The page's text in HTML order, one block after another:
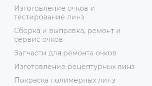
Изготовление очков и
тестирование линз
Сборка и выправка, ремонт и
сервис очков
Запчасти для ремонта очков
Изготовление рецептурных линз
Покраска полимерных линз